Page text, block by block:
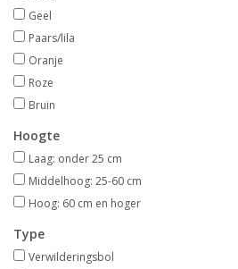
Nieuws
Geel
Paars/lila
Oranje
Roze
Bruin
Hoogte
Laag: onder 25 cm
Middelhoog: 25-60 cm
Hoog: 60 cm en hoger
Type
Verwilderingsbol